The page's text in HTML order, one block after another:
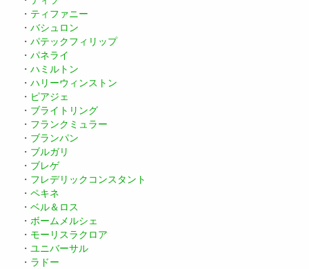
・ ティファニー
・ バシュロン
・ パテックフィリップ
・ パネライ
・ ハミルトン
・ ハリーウィンストン
・ ピアジェ
・ ブライトリング
・ フランクミュラー
・ ブランパン
・ ブルガリ
・ ブレゲ
・ フレデリックコンスタント
・ ペキネ
・ ベル＆ロス
・ ボームメルシェ
・ モーリスラクロア
・ ユニバーサル
・ ラドー